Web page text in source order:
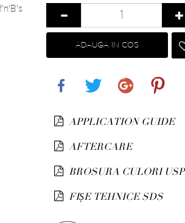
ADAUGA IN COS
APPLICATION GUIDE
AFTERCARE
BROSURA CULORI USP
FIȘE TEHNICE SDS